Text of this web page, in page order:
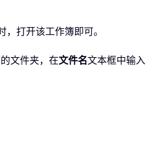
打开该工作簿即可。
文件夹，在文件名文本框中输入